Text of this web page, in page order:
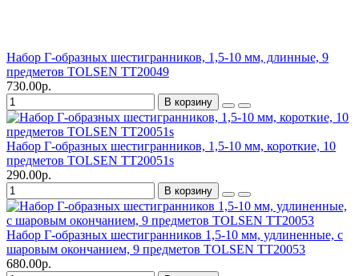
Набор Г-образных шестигранников, 1,5-10 мм, длинные, 9
предметов TOLSEN TT20049
730.00р.
В корзину
Набор Г-образных шестигранников, 1,5-10 мм, короткие, 10
предметов TOLSEN TT20051s
290.00р.
В корзину
Набор Г-образных шестигранников 1,5-10 мм, удлиненные, с
шаровым окончанием, 9 предметов TOLSEN TT20053
680.00р.